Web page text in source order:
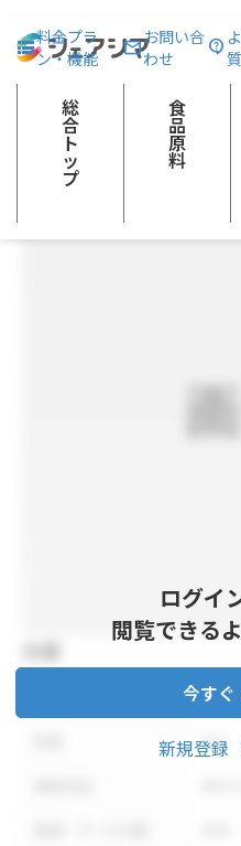
料金プラ
ン・機能
お問い合
わせ
総
合
ト
ッ
プ
食
品
原
料
総合トップ 食品原料 ソ
加工魚介類 調味料及びスープ
ログイ
閲覧できる
今すぐ
新規登録
内容
形状